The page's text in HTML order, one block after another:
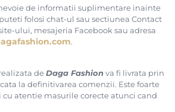
de informatii suplimentare inainte
folosi chat-ul sau sectiunea Contact
ului, mesajeria Facebook sau adresa
.
deDaga Fashionva fi livrata prin
la definitivarea comenzii. Este foarte
cu atentie masurile corecte atunci cand